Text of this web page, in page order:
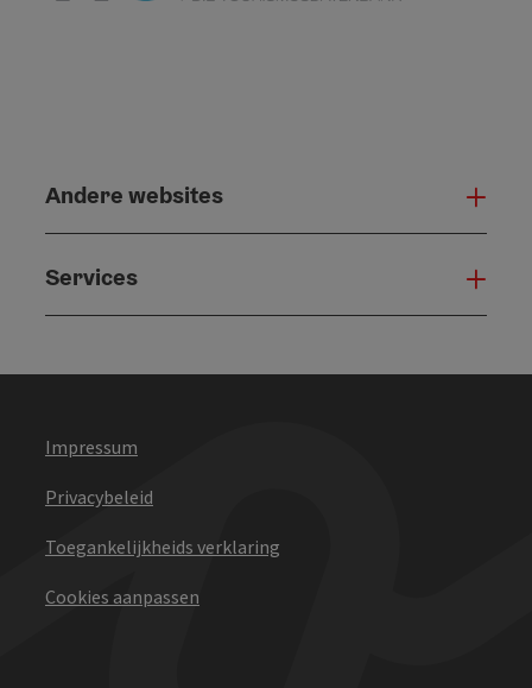
Andere websites
Services
Impressum
Privacybeleid
Toegankelijkheids verklaring
Cookies aanpassen